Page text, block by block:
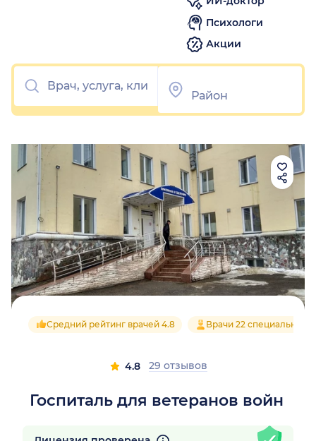
Психологи
Акции
Госпиталь для ветеранов войн
Средний рейтинг врачей 4.8 Врачи 22
4.8 29 отзывов